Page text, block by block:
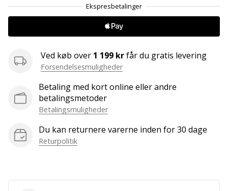
2 min. Læsning
vores
ambassadør
den
samme
som
os?
Ved køb over 1 199 krfår du gratis levering
Forsendelsesmuligheder
Betaling med kort online eller andre
betalingsmetoder
Betalingsmuligheder
Du kan returnere varerne inden for 30 dage
Returpolitik